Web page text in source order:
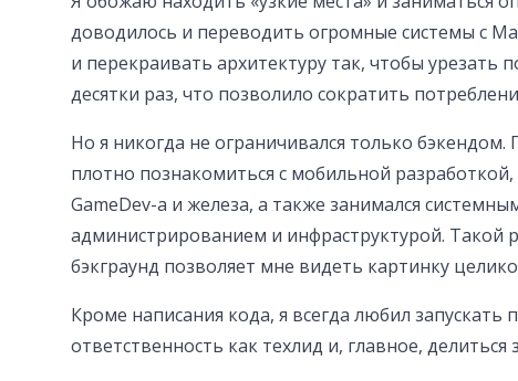
доводилось и переводить огромные системы с
и перекраивать архитектуру так, чтобы урезать
десятки раз, что позволило сократить
Но я никогда не ограничивался только бэкендом.
плотно познакомиться с мобильной разработкой,
GameDev-а и железа, а также занимался
администрированием и инфраструктурой. Такой
бэкграунд позволяет мне видеть картинку
Кроме написания кода, я всегда любил запускать
ответственность как техлид и, главное, делиться